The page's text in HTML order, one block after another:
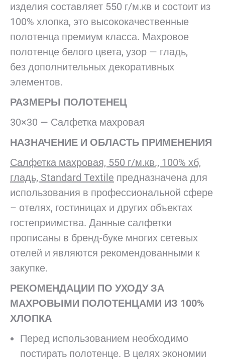
изделия составляет 550 г/м.кв и состоит из
100% хлопка, это высококачественные
полотенца премиум класса. Махровое
полотенце белого цвета, узор — гладь,
без дополнительных декоративных
элементов.
РАЗМЕРЫ ПОЛОТЕНЕЦ
30×30 — Салфетка махровая
НАЗНАЧЕНИЕ И ОБЛАСТЬ ПРИМЕНЕНИЯ
Салфетка махровая, 550 г/м.кв., 100% хб,
гладь, Standard Textile предназначена для
использования в профессиональной сфере
– отелях, гостиницах и других объектах
гостеприимства. Данные салфетки
прописаны в бренд-буке многих сетевых
отелей и являются рекомендованными к
закупке.
РЕКОМЕНДАЦИИ ПО УХОДУ ЗА
МАХРОВЫМИ ПОЛОТЕНЦАМИ ИЗ 100%
ХЛОПКА
Перед использованием необходимо
постирать полотенце. В целях экономии